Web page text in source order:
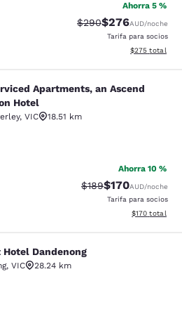
Ahorra 5 %
Precio tachado:
$290Precio con
$276AUD/noche
Tarifa para socios
Ver detalles
$275 total
Apartments, an
Apartments, an Ascend
Hotel
, VIC
18.51 km
de 3.2 estrellas. Bueno. 20 reseñas
Ahorra 10 %
Precio tachado:
$189Precio con
$170AUD/noche
Tarifa para socios
Ver detalles
$170 total
Dandenong
, VIC
28.24 km
de 2.81 estrellas. Feria. 43 reseñas